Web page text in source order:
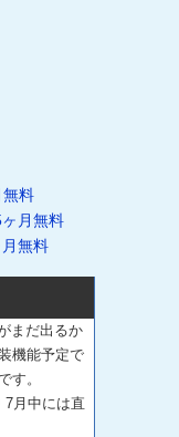
無料
月無料
無料
まだ出るか
機能予定で
す。
7月中には直